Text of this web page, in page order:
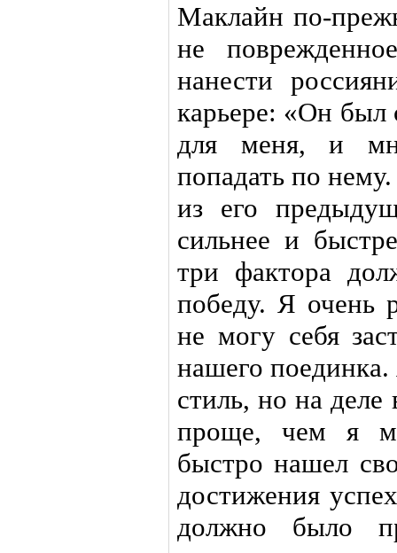
Маклайн по-
не
нанести
карьере: «Он был
для меня, и
попадать по
из его
сильнее и
три фактора
победу. Я очень
не могу себя
нашего поединка.
стиль, но на деле
проще, чем я
быстро нашел
достижения
должно было